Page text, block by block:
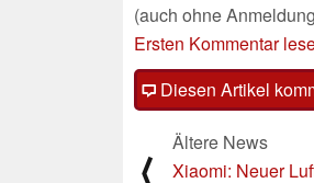
(auch ohne
Ersten Kommentar
Diesen Artikel
⟨
Ältere News
Xiaomi: Neuer